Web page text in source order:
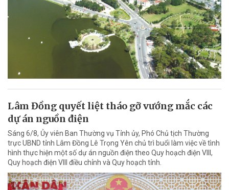
Lâm Đồng quyết liệt tháo gỡ vướng mắc các
dự án nguồn điện
Sáng 6/8, Ủy viên Ban Thường vụ Tỉnh ủy, Phó Chủ tịch Thường
trực UBND tỉnh Lâm Đồng Lê Trọng Yên chủ trì buổi làm việc về tình
hình thực hiện một số dự án nguồn điện theo Quy hoạch điện VIII,
Quy hoạch điện VIII điều chỉnh và Quy hoạch tỉnh.